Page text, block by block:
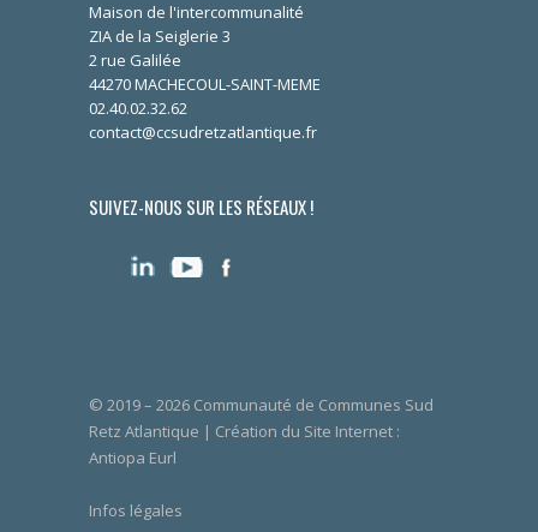
Maison de l'intercommunalité
ZIA de la Seiglerie 3
2 rue Galilée
44270 MACHECOUL-SAINT-MEME
02.40.02.32.62
contact@ccsudretzatlantique.fr
SUIVEZ-NOUS SUR LES RÉSEAUX !
© 2019 – 2026 Communauté de Communes Sud
Retz Atlantique | Création du Site Internet :
Antiopa Eurl
Infos légales